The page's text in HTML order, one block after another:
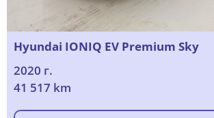
Hyundai IONIQ EV Premium Sky
2020 г.
41 517 km